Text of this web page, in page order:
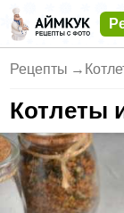
Рецепты →
Котлеты